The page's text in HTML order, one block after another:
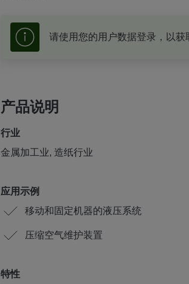
请使用您的用户数据登录，以获
产品说明
行业
金属加工业, 造纸行业
应用示例
移动和固定机器的液压系统
压缩空气维护装置
特性